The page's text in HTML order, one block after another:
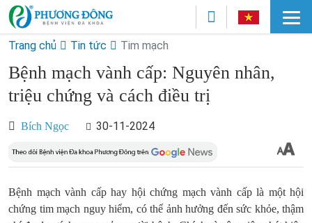
Trang chủ Tin tức Tim mạch
Bệnh mạch vành cấp: Nguyên nhân,
triệu chứng và cách điều trị
Bích Ngọc 30-11-2024
Bệnh mạch vành cấp hay hội chứng mạch vành cấp là một hội
chứng tim mạch nguy hiểm, có thể ảnh hưởng đến sức khỏe, thậm